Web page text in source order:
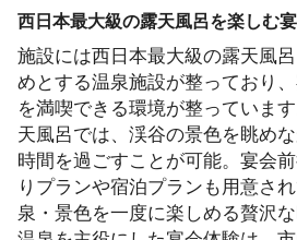
西日本最大級の露天風呂を楽しむ
施設には西日本最大級の露天風
めとする温泉施設が整っており
を満喫できる環境が整っていま
天風呂では、渓谷の景色を眺め
時間を過ごすことが可能。宴会
りプランや宿泊プランも用意さ
泉・景色を一度に楽しめる贅沢な